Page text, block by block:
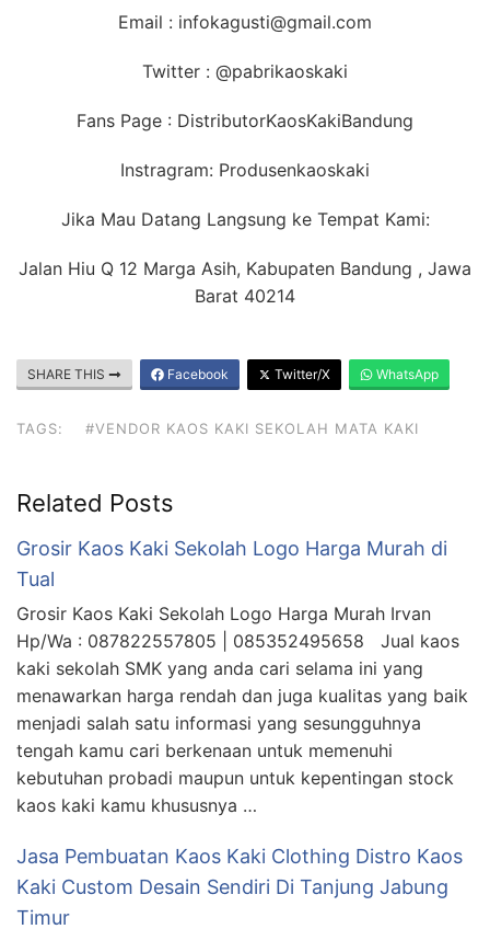
Email : infokagusti@gmail.com
Twitter : @pabrikaoskaki
Fans Page : DistributorKaosKakiBandung
Instragram: Produsenkaoskaki
Jika Mau Datang Langsung ke Tempat Kami:
Jalan Hiu Q 12 Marga Asih, Kabupaten Bandung , Jawa
Barat 40214
SHARE THIS Facebook Twitter/X WhatsApp
TAGS: #VENDOR KAOS KAKI SEKOLAH MATA KAKI
Related Posts
Grosir Kaos Kaki Sekolah Logo Harga Murah di
Tual
Grosir Kaos Kaki Sekolah Logo Harga Murah Irvan
Hp/Wa : 087822557805 | 085352495658 Jual kaos
kaki sekolah SMK yang anda cari selama ini yang
menawarkan harga rendah dan juga kualitas yang baik
menjadi salah satu informasi yang sesungguhnya
tengah kamu cari berkenaan untuk memenuhi
kebutuhan probadi maupun untuk kepentingan stock
kaos kaki kamu khususnya …
Jasa Pembuatan Kaos Kaki Clothing Distro Kaos
Kaki Custom Desain Sendiri Di Tanjung Jabung
Timur